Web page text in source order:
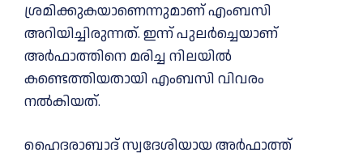
ശ്രമിക്കുകയാണെന്നുമാണ് എംബസി
അറിയിച്ചിരുന്നത്. ഇന്ന് പുലർച്ചെയാണ്
അർഫാത്തിനെ മരിച്ച നിലയില്‍
കണ്ടെത്തിയതായി എംബസി വിവരം
നല്‍കിയത്.
ഹൈദരാബാദ് സ്വദേശിയായ അർഫാത്ത്